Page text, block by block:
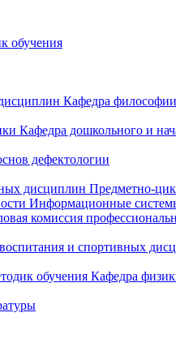
обучения
Кафедра философии
Кафедра дошкольного и
дефектологии
дисциплин Предметно-
Информационные
комиссия
и спортивных
обучения Кафедра